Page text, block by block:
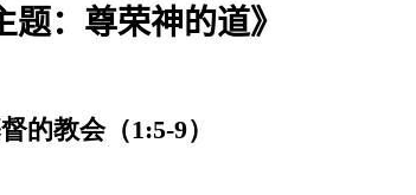
题：尊荣神的道》
的教会（1:5-9）